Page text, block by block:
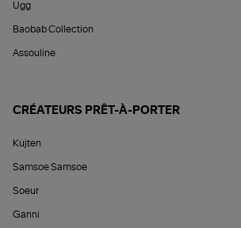
Ugg
Baobab Collection
Assouline
CRÉATEURS PRÊT-À-PORTER
Kujten
Samsoe Samsoe
Soeur
Ganni